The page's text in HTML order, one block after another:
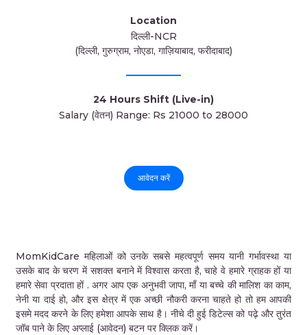
Location
दिल्ली-NCR
(दिल्ली, गुरुग्राम, नोएडा, गाज़ियाबाद, फरीदाबाद)
24 Hours Shift (Live-in)
Salary (वेतन) Range: Rs 21000 to 28000
आवेदन करें
MomKidCare महिलाओं को उनके सबसे महत्वपूर्ण समय यानी गर्भावस्था या
उसके बाद के चरण में सशक्त बनाने में विश्वास करता है, चाहे वे हमारे ग्राहक हों या
हमारे सेवा प्रदाता हों . अगर आप एक अनुभवी जापा, माँ या बच्चे की मालिश का काम,
नेनी या दाई हो, और इस क्षेत्र में एक अच्छी नौकरी करना चाहते हो तो हम आपकी
इसमे मदद करने के लिए हमेशा आपके साथ है। नीचे दी हुई डिटेल्स को पढ़े और तुरंत
जॉब पाने के लिए अप्लाई (आवेदन) बटन पर क्लिक करें।